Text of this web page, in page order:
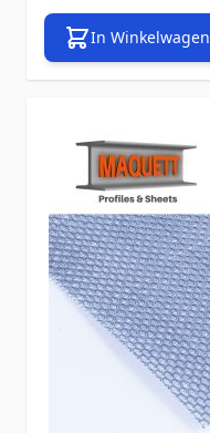
In Winkelwagen